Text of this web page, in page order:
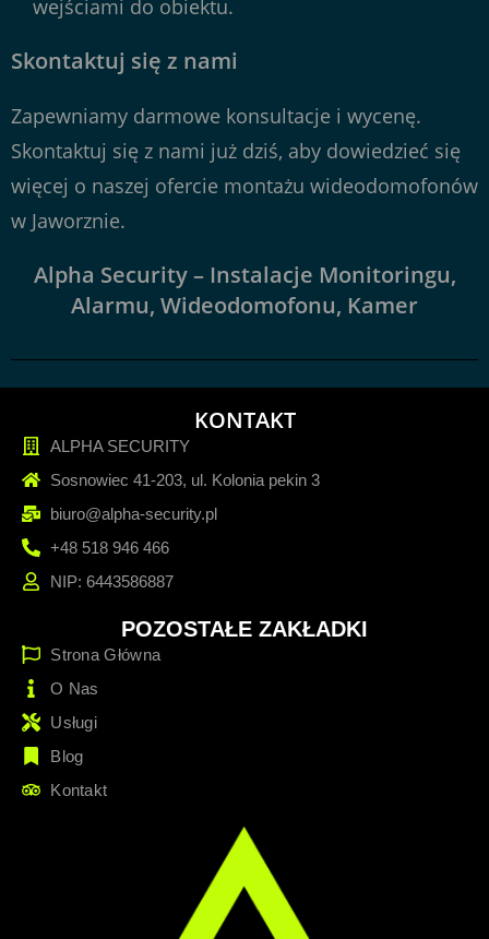
wejściami do obiektu.
Skontaktuj się z nami
Zapewniamy darmowe konsultacje i wycenę.
Skontaktuj się z nami już dziś, aby dowiedzieć się
więcej o naszej ofercie montażu wideodomofonów
w Jaworznie.
Alpha Security – Instalacje Monitoringu,
Alarmu, Wideodomofonu, Kamer
KONTAKT
ALPHA SECURITY
Sosnowiec 41-203, ul. Kolonia pekin 3
biuro@alpha-security.pl
+48 518 946 466
NIP: 6443586887
POZOSTAŁE ZAKŁADKI
Strona Główna
O Nas
Usługi
Blog
Kontakt